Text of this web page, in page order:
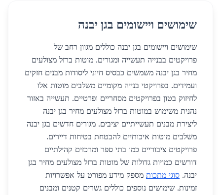
שימושים ויישומים בגן יבנה
שימושים ויישומים בגן יבנה כוללים מגוון רחב של
פרויקטים בבנייה תעשייה ומגורים. מוטות ברזל מצולעים
מחיר בגן יבנה משמשים כבסיס חיוני ליסודות מבנים חזקים
ועמידים. בפרויקטי בנייה מקומיים משלבים מוטות אלו
לחיזוק בטון בפרויקטים מסחריים ופרטיים. תעשייה באזור
נהנית משימוש במוטות ברזל מצולעים מחיר בגן יבנה
ליצירת מבנים תעשייתיים יציבים. מגורים חדשים בגן יבנה
משלבים מוטות איכותיים להבטחת בטיחות דיירים.
פרויקטים ציבוריים כמו בתי ספר ומרכזים קהילתיים
דורשים כמויות גדולות של מוטות ברזל מצולעים מחיר בגן
יבנה. סוגי מתכות מספק מידע מפורט על אפשרויות
זמינות. שימושים נוספים כוללים גשרים קטנים ומבנים